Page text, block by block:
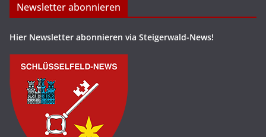
Newsletter abonnieren
Hier Newsletter abonnieren via Steigerwald-News!